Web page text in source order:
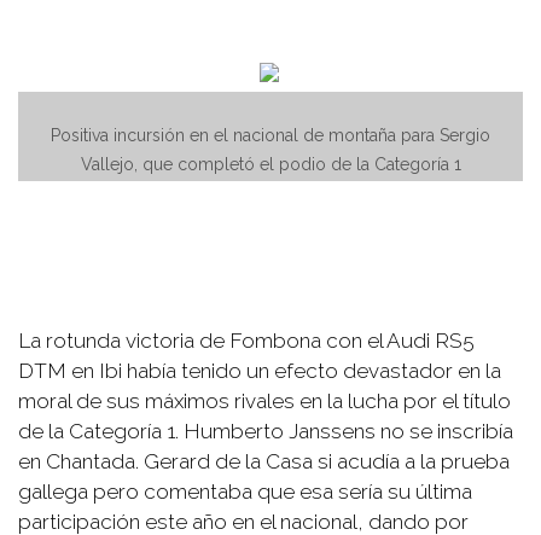
Positiva incursión en el nacional de montaña para Sergio
Vallejo, que completó el podio de la Categoría 1
La rotunda victoria de Fombona con el Audi RS5
DTM en Ibi había tenido un efecto devastador en la
moral de sus máximos rivales en la lucha por el título
de la Categoría 1. Humberto Janssens no se inscribía
en Chantada. Gerard de la Casa si acudía a la prueba
gallega pero comentaba que esa sería su última
participación este año en el nacional, dando por